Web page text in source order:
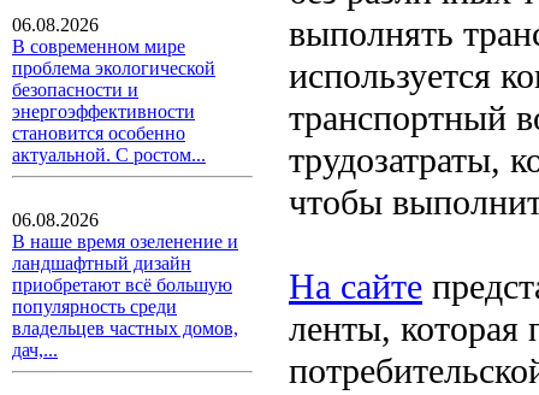
06.08.2026
В современном мире
проблема экологической
безопасности и
энергоэффективности
становится особенно
актуальной. С ростом...
06.08.2026
В наше время озеленение и
ландшафтный дизайн
приобретают всё большую
популярность среди
владельцев частных домов,
дач,...
выполнять
используется
транспортный
трудозатраты,
чтобы
На сайте
ленты, которая